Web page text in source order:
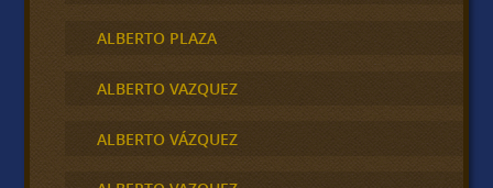
ALBERTO PLAZA
ALBERTO VAZQUEZ
ALBERTO VÁZQUEZ